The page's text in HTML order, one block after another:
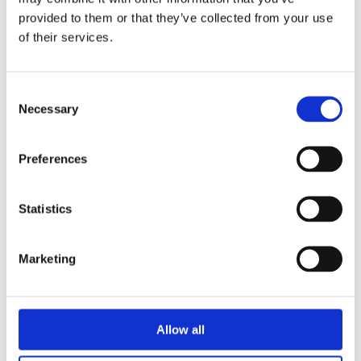
provided to them or that they’ve collected from your use
of their services.
Selection
Necessary
Preferences
Statistics
Marketing
Allow all
Velg alternativ